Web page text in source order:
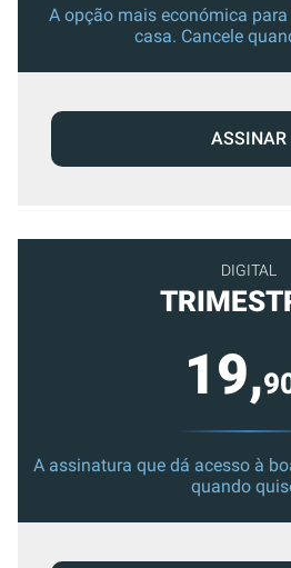
A opção mais económica para
casa. Cancele
ASSINAR
DIGITAL
19,
A assinatura que dá acesso à
quando